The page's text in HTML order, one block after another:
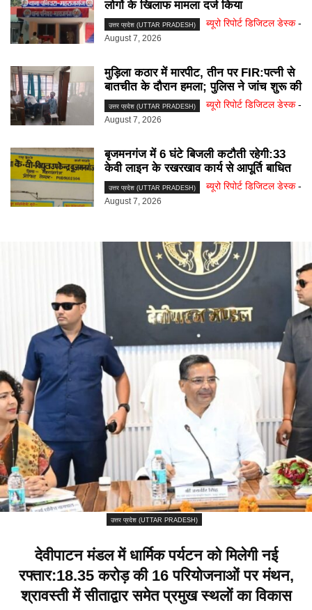
लोगों के खिलाफ मामला दर्ज किया
उत्तर प्रदेश (UTTAR PRADESH) ब्यूरो रिपोर्ट डिजिटल डेस्क -
August 7, 2026
मुड़िला कठार में मारपीट, तीन पर FIR:पत्नी से
बातचीत के दौरान हमला; पुलिस ने जांच शुरू की
उत्तर प्रदेश (UTTAR PRADESH) ब्यूरो रिपोर्ट डिजिटल डेस्क -
August 7, 2026
बृजमनगंज में 6 घंटे बिजली कटौती रहेगी:33
केवी लाइन के रखरखाव कार्य से आपूर्ति बाधित
उत्तर प्रदेश (UTTAR PRADESH) ब्यूरो रिपोर्ट डिजिटल डेस्क -
August 7, 2026
उत्तर प्रदेश (UTTAR PRADESH)
देवीपाटन मंडल में धार्मिक पर्यटन को मिलेगी नई
रफ्तार:18.35 करोड़ की 16 परियोजनाओं पर मंथन,
श्रावस्ती में सीताद्वार समेत प्रमुख स्थलों का विकास